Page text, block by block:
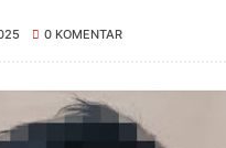
0 KOMENTAR